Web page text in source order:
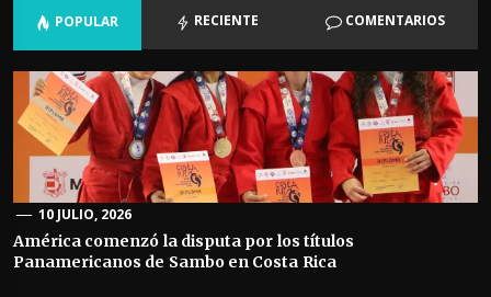
POPULAR RECIENTE COMENTARIOS
10 JULIO, 2026
América comenzó la disputa por los títulos
Panamericanos de Sambo en Costa Rica